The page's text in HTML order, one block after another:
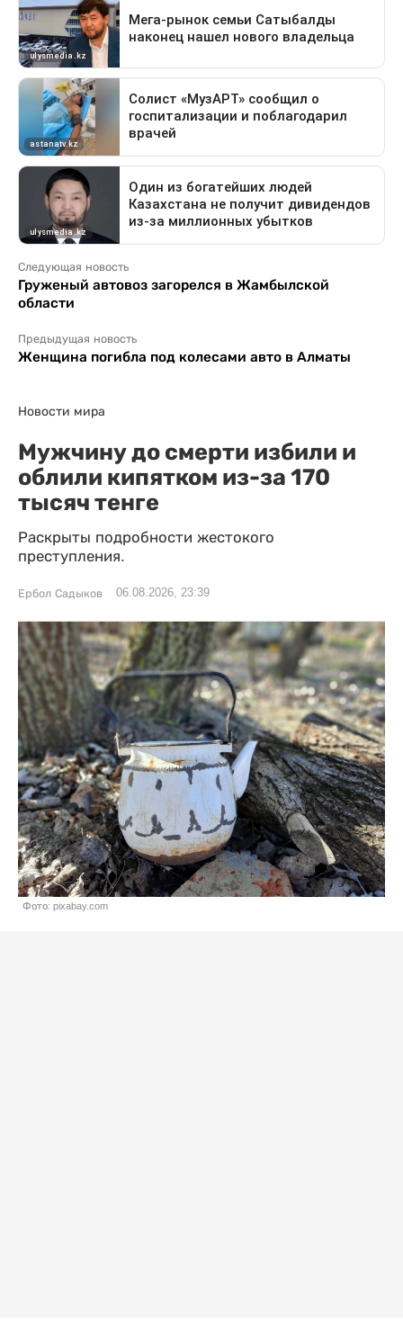
Следующая новость
Груженый автовоз загорелся в Жамбылской
области
Предыдущая новость
Женщина погибла под колесами авто в Алматы
Новости мира
Мужчину до смерти избили и
облили кипятком из-за 170
тысяч тенге
Раскрыты подробности жестокого
преступления.
Ербол Садыков 06.08.2026, 23:39
Фото: pixabay.com